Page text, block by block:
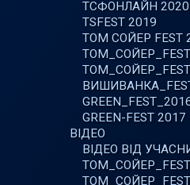
ТСФОНЛАЙН 2020
TSFEST 2019
ТОМ СОЙЕР FEST
GREEN-FEST 2017
ВІДЕО
ВІДЕО ВІД